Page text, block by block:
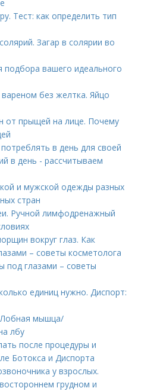
Тест: как определить тип
Загар в солярии во
подбора вашего идеального
без желтка. Яйцо
от прыщей на лице. Почему
в день для своей
в день - рассчитываем
и мужской одежды разных
стран
Ручной лимфодренажный
вокруг глаз. Как
– советы косметолога
под глазами – советы
единиц нужно. Диспорт:
Лобная мышца/
лбу
после процедуры и
Ботокса и Диспорта
у взрослых.
грудном и